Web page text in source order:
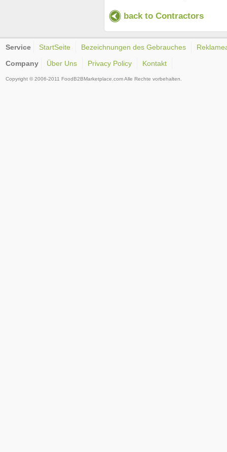
back to Contractors
Service StartSeite Bezeichnungen des Gebrauches
Company
Über Uns Privacy Policy Kontakt
Copyright © 2006-2011 FoodB2BMarketplace.com Alle Rechte vorbehalten.